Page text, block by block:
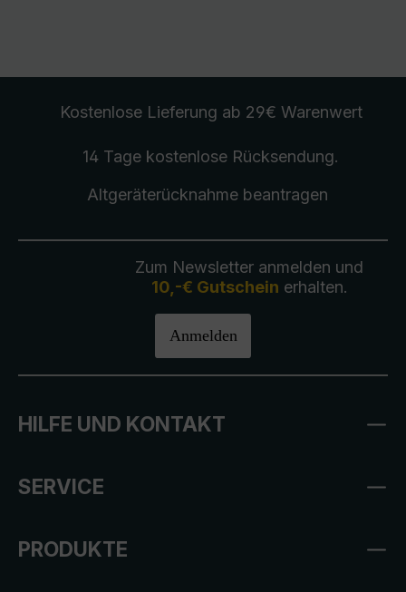
Kostenlose Lieferung ab 29€ Warenwert
14 Tage kostenlose Rücksendung.
Altgeräterücknahmebeantragen
Zum Newsletter anmelden und
10,-€ Gutschein erhalten.
Anmelden
HILFE UND KONTAKT
SERVICE
PRODUKTE